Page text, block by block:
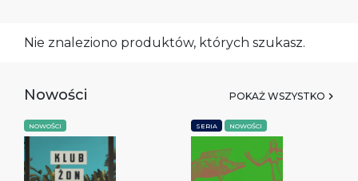
Nie znaleziono produktów, których szukasz.
Nowości POKAŻ WSZYSTKO
NOWOŚCI SERIA NOWOŚCI